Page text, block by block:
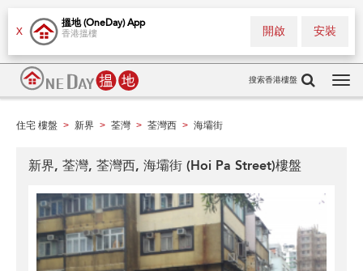
X
搵地 (OneDay) App
香港搵樓 安裝
開啟
搜索香港樓盤
住宅 樓盤 > 新界 > 荃灣 > 荃灣西 > 海壩街
新界, 荃灣, 荃灣西, 海壩街 (Hoi Pa Street)樓盤